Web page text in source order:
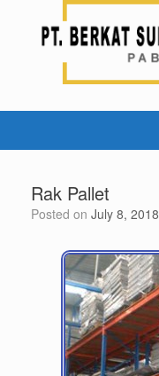
Rak Pallet
Posted on July 8, 2018